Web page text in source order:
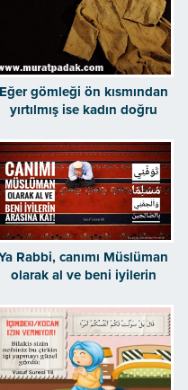
Eğer gömleği ön kısmından
yırtılmış ise kadın doğru
söyleyenlerden biridir
Rabbi, canımı Müslüman
olarak al ve beni iyilerin